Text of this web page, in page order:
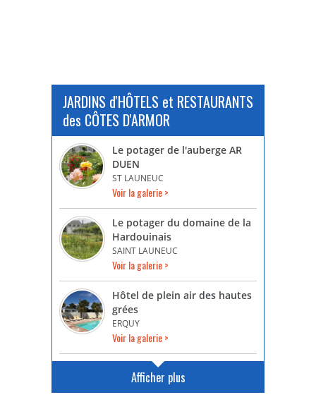
JARDINS d'HÔTELS et RESTAURANTS
des CÔTES D'ARMOR
Le potager de l'auberge AR
DUEN
ST LAUNEUC
Voir la galerie >
Le potager du domaine de la
Hardouinais
SAINT LAUNEUC
Voir la galerie >
Hôtel de plein air des hautes
grées
ERQUY
Voir la galerie >
Afficher plus